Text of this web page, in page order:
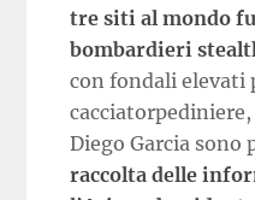
tre siti al mondo
bombardieri
con fondali elevati
Diego Garcia sono
raccolta delle